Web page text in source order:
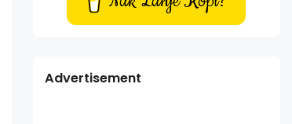
Advertisement